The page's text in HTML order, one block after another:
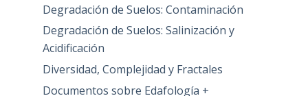
Degradación de Suelos: Contaminación
Degradación de Suelos: Salinización y
Acidificación
Diversidad, Complejidad y Fractales
Documentos sobre Edafología +